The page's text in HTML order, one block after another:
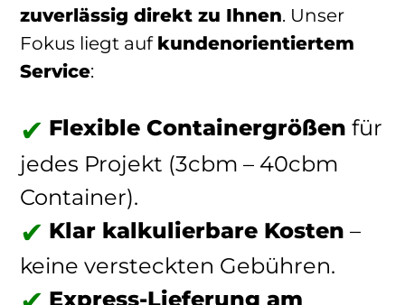
zuverlässig direkt zu Ihnen. Unser
Fokus liegt auf kundenorientiertem
Service:
Flexible Containergrößen für
jedes Projekt (3cbm – 40cbm
Container).
Klar kalkulierbare Kosten –
keine versteckten Gebühren.
Express-Lieferung am